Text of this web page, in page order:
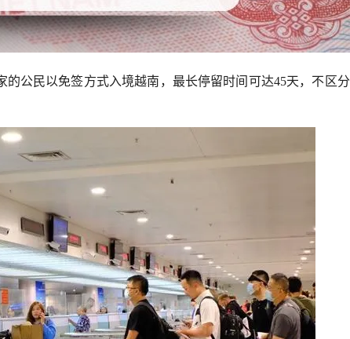
的公民以免签方式入境越南，最长停留时间可达45天，不区分